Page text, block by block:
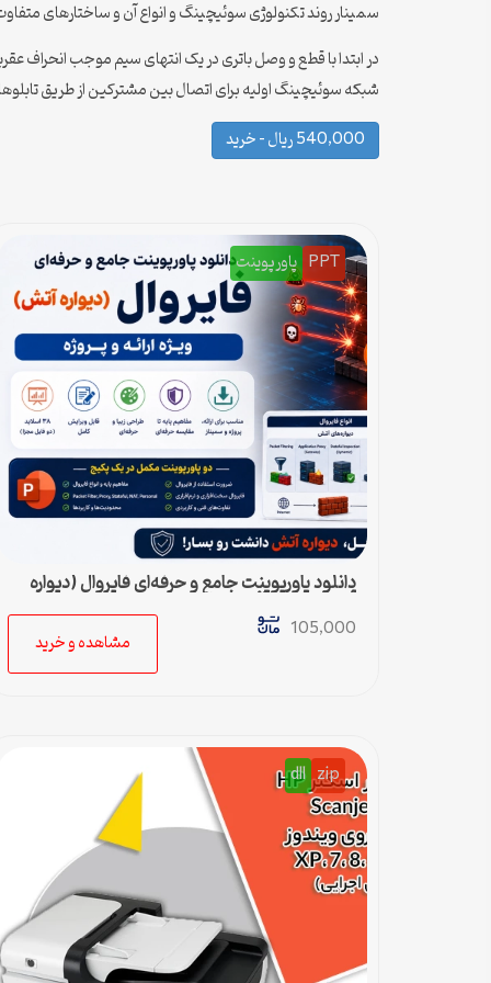
سمینار روند تکنولوژی سوئیچینگ و انواع آن و ساختارهای
در ابتدا با قطع و وصل باتری در یک انتهای سیم موجب انحراف
شبکه سوئیچینگ اولیه برای اتصال بین مشترکین از طریق
540,000 ریال – خرید
PPT پاورپوینت
دانلود پاورپوینت جامع و حرفه‌ای فایروال (دیواره
آتش) – ویژه ارائه و پروژه
105,000
مشاهده و خرید
zip
dll